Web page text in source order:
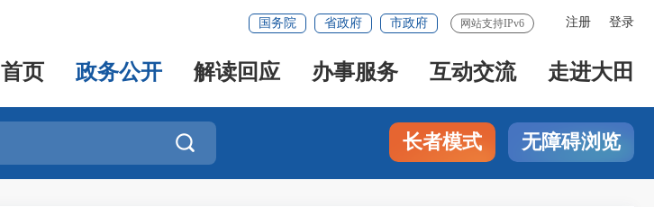
注册 登录
国务院 省政府 市政府 网站支持IPv6
首页 政务公开 解读回应 办事服务 互动交流 走进大田
 长者模式 无障碍浏览